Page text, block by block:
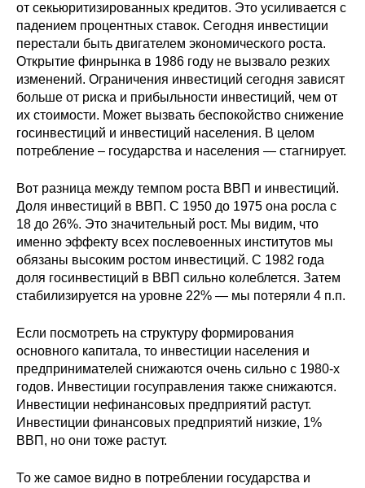
от секьюритизированных кредитов. Это усиливается с
падением процентных ставок. Сегодня инвестиции
перестали быть двигателем экономического роста.
Открытие финрынка в 1986 году не вызвало резких
изменений. Ограничения инвестиций сегодня зависят
больше от риска и прибыльности инвестиций, чем от
их стоимости. Может вызвать беспокойство снижение
госинвестиций и инвестиций населения. В целом
потребление – государства и населения — стагнирует.
Вот разница между темпом роста ВВП и инвестиций.
Доля инвестиций в ВВП. С 1950 до 1975 она росла с
18 до 26%. Это значительный рост. Мы видим, что
именно эффекту всех послевоенных институтов мы
обязаны высоким ростом инвестиций. С 1982 года
доля госинвестиций в ВВП сильно колеблется. Затем
стабилизируется на уровне 22% — мы потеряли 4 п.п.
Если посмотреть на структуру формирования
основного капитала, то инвестиции населения и
предпринимателей снижаются очень сильно с 1980-х
годов. Инвестиции госуправления также снижаются.
Инвестиции нефинансовых предприятий растут.
Инвестиции финансовых предприятий низкие, 1%
ВВП, но они тоже растут.
То же самое видно в потреблении государства и